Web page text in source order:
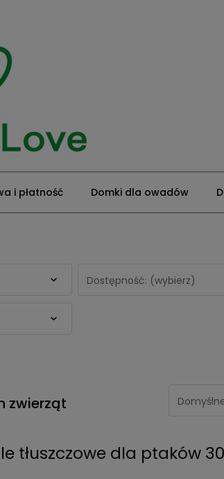
i płatność Domki dla owadów
Dostępność: (wybierz)
zwierząt
tłuszczowe dla ptaków